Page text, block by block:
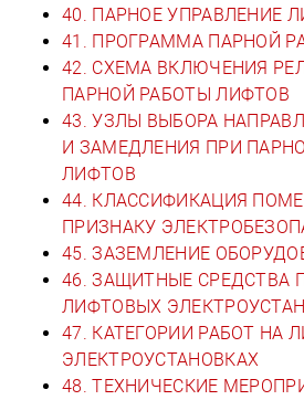
40. ПАРНОЕ УПРАВЛЕНИЕ
41. ПРОГРАММА ПАРНОЙ
42. СХЕМА ВКЛЮЧЕНИЯ
ПАРНОЙ РАБОТЫ ЛИФТОВ
43. УЗЛЫ ВЫБОРА
И ЗАМЕДЛЕНИЯ ПРИ
ЛИФТОВ
44. КЛАССИФИКАЦИЯ
ПРИЗНАКУ
45. ЗАЗЕМЛЕНИЕ
46. ЗАЩИТНЫЕ СРЕДСТВА
ЛИФТОВЫХ
47. КАТЕГОРИИ РАБОТ НА
ЭЛЕКТРОУСТАНОВКАХ
48. ТЕХНИЧЕСКИЕ